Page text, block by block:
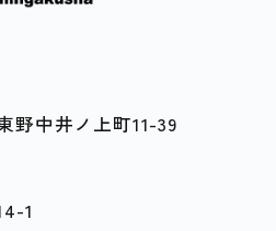
野中井ノ上町11-39
1